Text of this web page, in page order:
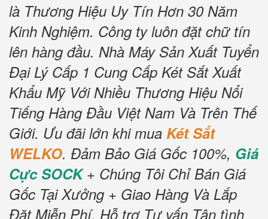
là Thương Hiệu Uy Tín Hơn 30 Năm
Kinh Nghiệm. Công ty luôn đặt chữ tín
lên hàng đầu. Nhà Máy Sản Xuất Tuyển
Đại Lý Cấp 1 Cung Cấp Két Sắt Xuất
Khẩu Mỹ Với Nhiều Thương Hiệu Nổi
Tiếng Hàng Đầu Việt Nam Và Trên Thế
Giới. Ưu đãi lớn khi mua Két Sắt
WELKO. Đảm Bảo Giá Gốc 100%, Giá
Cực SOCK+ Chúng Tôi Chỉ Bán Giá
Gốc Tại Xưởng + Giao Hàng Và Lắp
Đặt Miễn Phí. Hỗ trợ Tư vấn Tận tình